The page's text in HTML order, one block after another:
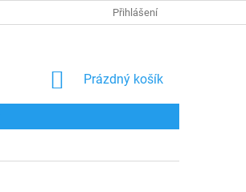
Přihlášení
NÁKUPNÍ
Prázdný košík